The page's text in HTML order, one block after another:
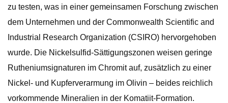
zu testen, was in einer gemeinsamen Forschung zwischen
dem Unternehmen und der Commonwealth Scientific and
Industrial Research Organization (CSIRO) hervorgehoben
wurde. Die Nickelsulfid-Sättigungszonen weisen geringe
Rutheniumsignaturen im Chromit auf, zusätzlich zu einer
Nickel- und Kupferverarmung im Olivin – beides reichlich
vorkommende Mineralien in der Komatiit-Formation.